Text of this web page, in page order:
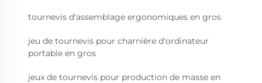
tournevis d'assemblage ergonomiques en gros
jeu de tournevis pour charnière d'ordinateur
portable en gros
jeux de tournevis pour production de masse en